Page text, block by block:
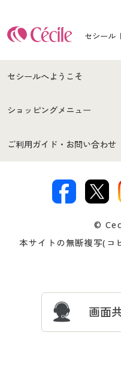
セシール
セシールへようこそ
はじめての方へ
セシールご利用規約
著作権・商標について
ショッピングメニュー
商品カテゴリ
プレゼント＆キャンペーン
ご利用ガイド・お問い合わせ
交換・返品は
ついて
©
本サイトの無断複写(コ
画面